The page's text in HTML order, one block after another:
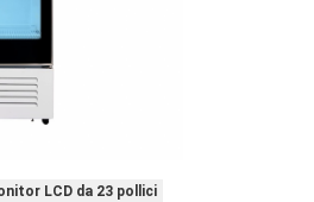
LCD da 23 pollici